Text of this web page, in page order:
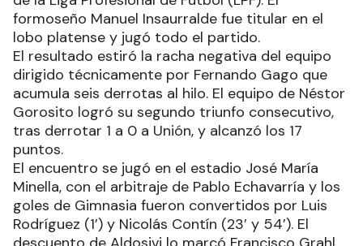
formoseño Manuel Insaurralde fue titular en el
lobo platense y jugó todo el partido.
El resultado estiró la racha negativa del equipo
dirigido técnicamente por Fernando Gago que
acumula seis derrotas al hilo. El equipo de Néstor
Gorosito logró su segundo triunfo consecutivo,
tras derrotar 1 a 0 a Unión, y alcanzó los 17
puntos.
El encuentro se jugó en el estadio José María
Minella, con el arbitraje de Pablo Echavarría y los
goles de Gimnasia fueron convertidos por Luis
Rodríguez (1’) y Nicolás Contín (23’ y 54’). El